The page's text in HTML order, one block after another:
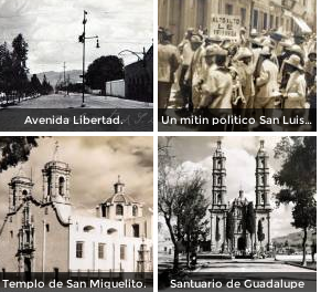
Avenida Libertad. Un mitin politico San Luis Potosí 8 de Mayo de 1921
Templo de San Miguelito. Santuario de Guadalupe